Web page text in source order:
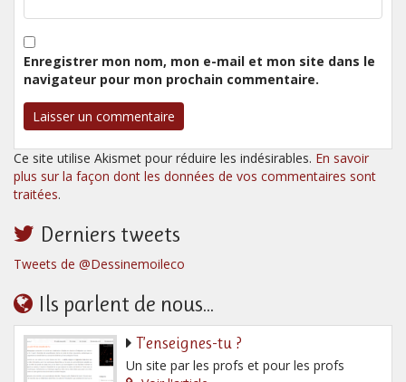
Enregistrer mon nom, mon e-mail et mon site dans le
navigateur pour mon prochain commentaire.
Ce site utilise Akismet pour réduire les indésirables. En savoir
plus sur la façon dont les données de vos commentaires sont
traitées.
Derniers tweets
Tweets de @Dessinemoileco
Ils parlent de nous...
T’enseignes-tu ?
Un site par les profs et pour les profs